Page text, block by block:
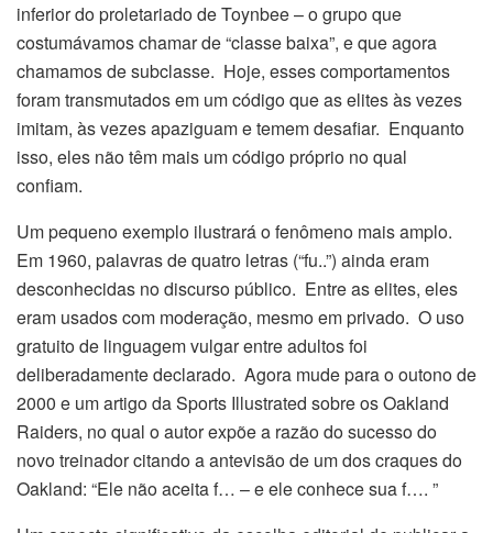
inferior do proletariado de Toynbee – o grupo que
costumávamos chamar de “classe baixa”, e que agora
chamamos de subclasse. Hoje, esses comportamentos
foram transmutados em um código que as elites às vezes
imitam, às vezes apaziguam e temem desafiar. Enquanto
isso, eles não têm mais um código próprio no qual
confiam.
Um pequeno exemplo ilustrará o fenômeno mais amplo.
Em 1960, palavras de quatro letras (“fu..”) ainda eram
desconhecidas no discurso público. Entre as elites, eles
eram usados ​​com moderação, mesmo em privado. O uso
gratuito de linguagem vulgar entre adultos foi
deliberadamente declarado. Agora mude para o outono de
2000 e um artigo da Sports Illustrated sobre os Oakland
Raiders, no qual o autor expõe a razão do sucesso do
novo treinador citando a antevisão de um dos craques do
Oakland: “Ele não aceita f… – e ele conhece sua f…. ”